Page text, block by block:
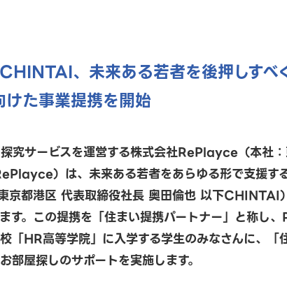
、未来ある若者を後押しすべ
た事業提携を開始
究サービスを運営する株式会社RePlayce（本社
）は、未来ある若者をあらゆる形で支援す
都港区 代表取締役社長 奥田倫也 以下CHINTAI
す。この提携を「住まい提携パートナー」と称し
「HR高等学院」に入学する学生のみなさんに、「
部屋探しのサポートを実施します。